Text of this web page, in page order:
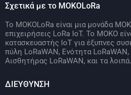
Σχετικά με το MOKOLoRa
Το MOKOLoRa είναι μια μονάδα
επιχειρήσεις LoRa IoT. Το MOKO
κατασκευαστής IoT για έξυπνες
πύλη LoRaWAN, Ενότητα LoRaWAN,
Αισθητήρας LoRaWAN, και τα λοιπά.
ΔΙΕΥΘΥΝΣΗ